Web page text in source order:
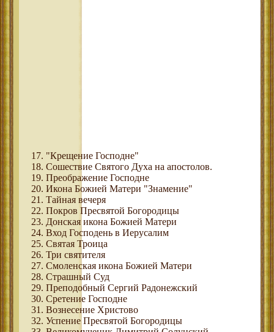
"Крещение Господне"
Сошествие Святого Духа на апостолов.
Преображение Господне
Икона Божией Матери "Знамение"
Тайная вечеря
Покров Пресвятой Богородицы
Донская икона Божией Матери
Вход Господень в Иерусалим
Святая Троица
Три святителя
Смоленская икона Божией Матери
Страшный Суд
Преподобный Сергий Радонежский
Сретение Господне
Вознесение Христово
Успение Пресвятой Богородицы